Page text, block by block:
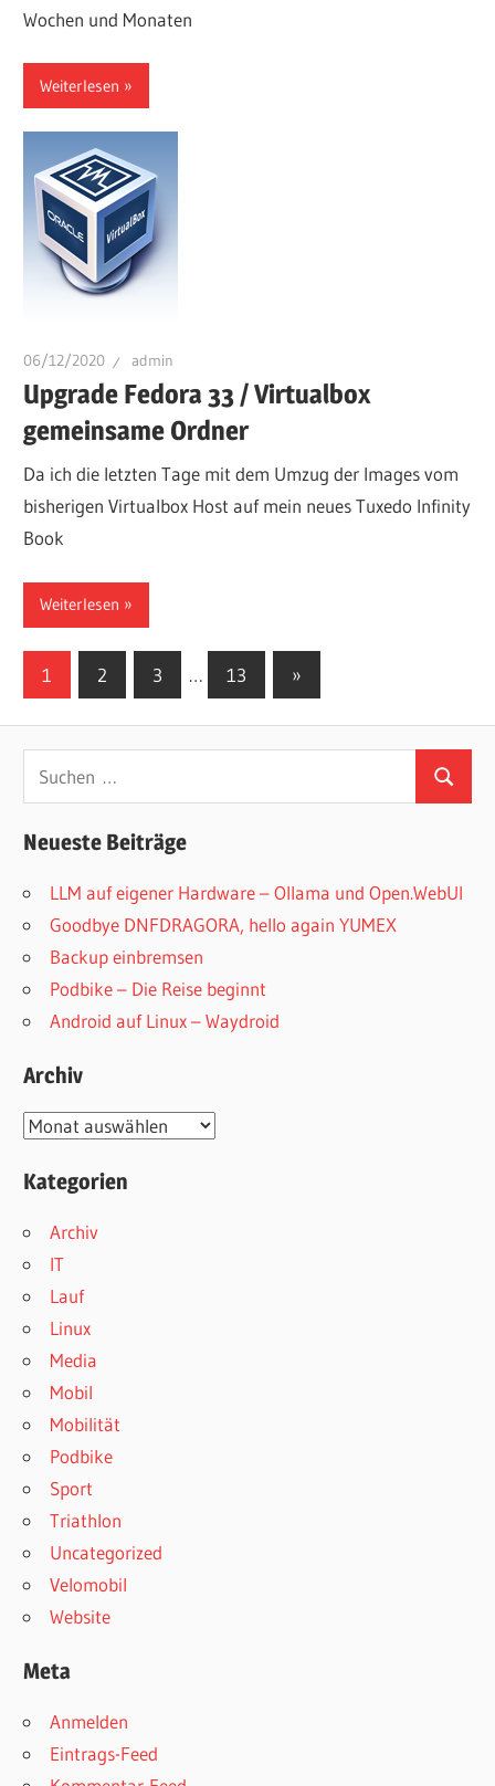
Wochen und Monaten
Weiterlesen
06/12/2020 admin
Upgrade Fedora 33 / Virtualbox
gemeinsame Ordner
Da ich die letzten Tage mit dem Umzug der Images vom
bisherigen Virtualbox Host auf mein neues Tuxedo Infinity
Book
Weiterlesen
Seitennummerierung
Beiträge
1 2 3 … 13
Nächste
Beiträge
»
Suchen
nach:
Suchen
Neueste Beiträge
LLM auf eigener Hardware – Ollama und Open.WebUI
Goodbye DNFDRAGORA, hello again YUMEX
Backup einbremsen
Podbike – Die Reise beginnt
Android auf Linux – Waydroid
Archiv
Archiv
Kategorien
Archiv
IT
Lauf
Linux
Media
Mobil
Mobilität
Podbike
Sport
Triathlon
Uncategorized
Velomobil
Website
Meta
Anmelden
Eintrags-Feed